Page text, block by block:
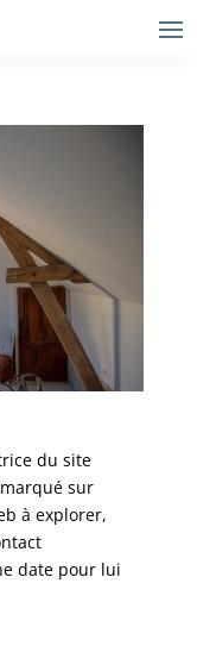
du site
sur
à explorer,
date pour lui